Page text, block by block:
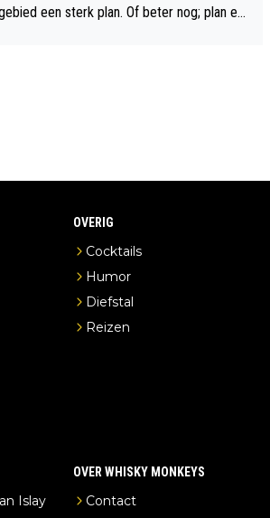
plan. Of beter nog; plan ee
OVERIG
Cocktails
Humor
Diefstal
Reizen
Islay
OVER WHISKY MONKEYS
Contact